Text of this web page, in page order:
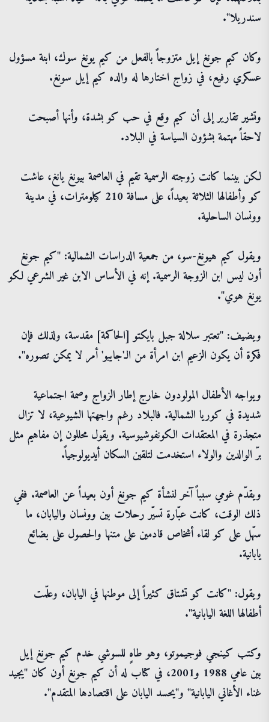
سندريلا".
وكان كيم جونغ إيل متزوجاً بالفعل من كيم يونغ سوك، ابنة مسؤول
عسكري رفيع، في زواج اختارها له والده كيم إيل سونغ.
وتشير تقارير إلى أن كيم وقع في حب كو بشدة، وأنها أصبحت
لاحقاً مهتمة بشؤون السياسة في البلاد.
لكن بينما كانت زوجته الرسمية تقيم في العاصمة بيونغ يانغ، عاشت
كو وأطفالها الثلاثة بعيداً، على مسافة 210 كيلومترات، في مدينة
وونسان الساحلية.
ويقول كيم هيونغ-سو، من جمعية الدراسات الشمالية: "كيم جونغ
أون ليس ابن الزوجة الرسمية. إنه في الأساس الابن غير الشرعي لكو
يونغ هوي".
ويضيف: "تعتبر سلالة جبل بايكتو [الحاكمة] مقدسة، ولذلك فإن
فكرة أن يكون الزعيم ابن امرأة من الـ'جايبو' أمر لا يمكن تصوره".
ويواجه الأطفال المولودون خارج إطار الزواج وصمة اجتماعية
شديدة في كوريا الشمالية. فالبلاد رغم واجهتها الشيوعية، لا تزال
متجذرة في المعتقدات الكونفوشيوسية. ويقول محللون إن مفاهيم مثل
برّ الوالدين والولاء استخدمت لتلقين السكان أيديولوجياً.
ويقدّم غومي سبباً آخر لنشأة كيم جونغ أون بعيداً عن العاصمة. ففي
ذلك الوقت، كانت عبّارة تسيّر رحلات بين وونسان واليابان، ما
سهّل على كو لقاء أشخاص قادمين على متنها والحصول على بضائع
يابانية.
ويقول: "كانت كو تشتاق كثيراً إلى موطنها في اليابان، وعلّمت
أطفالها اللغة اليابانية".
وكتب كينجي فوجيموتو، وهو طاهٍ للسوشي خدم كيم جونغ إيل
بين عامي 1988 و2001، في كتاب له أن كيم جونغ أون كان "يجيد
غناء الأغاني اليابانية" و"يحسد اليابان على اقتصادها المتقدم".